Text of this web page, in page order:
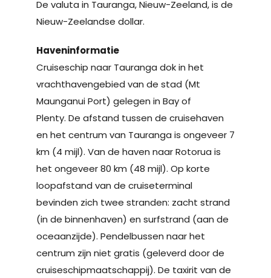
De valuta in Tauranga, Nieuw-Zeeland, is de
Nieuw-Zeelandse dollar.
Haveninformatie
Cruiseschip naar Tauranga dok in het
vrachthavengebied van de stad (Mt
Maunganui Port) gelegen in Bay of
Plenty. De afstand tussen de cruisehaven
en het centrum van Tauranga is ongeveer 7
km (4 mijl). Van de haven naar Rotorua is
het ongeveer 80 km (48 mijl). Op korte
loopafstand van de cruiseterminal
bevinden zich twee stranden: zacht strand
(in de binnenhaven) en surfstrand (aan de
oceaanzijde). Pendelbussen naar het
centrum zijn niet gratis (geleverd door de
cruiseschipmaatschappij). De taxirit van de